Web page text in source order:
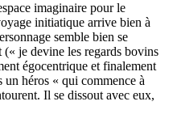
imaginaire pour le
initiatique arrive bien à
semble bien se
je devine les regards bovins
égocentrique et finalement
héros « qui commence à
Il se dissout avec eux,